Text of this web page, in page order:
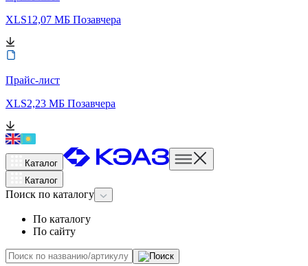
XLS12,07 МБ Позавчера
Прайс-лист
XLS2,23 МБ Позавчера
Каталог
Каталог
Поиск по каталогу
По каталогу
По сайту